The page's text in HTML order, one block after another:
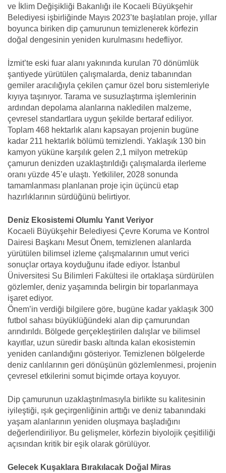
ve İklim Değişikliği Bakanlığı ile Kocaeli Büyükşehir
Belediyesi işbirliğinde Mayıs 2023’te başlatılan proje, yıllar
boyunca biriken dip çamurunun temizlenerek körfezin
doğal dengesinin yeniden kurulmasını hedefliyor.
İzmit’te eski fuar alanı yakınında kurulan 70 dönümlük
şantiyede yürütülen çalışmalarda, deniz tabanından
gemiler aracılığıyla çekilen çamur özel boru sistemleriyle
kıyıya taşınıyor. Tarama ve susuzlaştırma işlemlerinin
ardından depolama alanlarına nakledilen malzeme,
çevresel standartlara uygun şekilde bertaraf ediliyor.
Toplam 468 hektarlık alanı kapsayan projenin bugüne
kadar 211 hektarlık bölümü temizlendi. Yaklaşık 130 bin
kamyon yüküne karşılık gelen 2,1 milyon metreküp
çamurun denizden uzaklaştırıldığı çalışmalarda ilerleme
oranı yüzde 45’e ulaştı. Yetkililer, 2028 sonunda
tamamlanması planlanan proje için üçüncü etap
hazırlıklarının sürdüğünü belirtiyor.
Deniz Ekosistemi Olumlu Yanıt Veriyor
Kocaeli Büyükşehir Belediyesi Çevre Koruma ve Kontrol
Dairesi Başkanı Mesut Önem, temizlenen alanlarda
yürütülen bilimsel izleme çalışmalarının umut verici
sonuçlar ortaya koyduğunu ifade ediyor. İstanbul
Üniversitesi Su Bilimleri Fakültesi ile ortaklaşa sürdürülen
gözlemler, deniz yaşamında belirgin bir toparlanmaya
işaret ediyor.
Önem’in verdiği bilgilere göre, bugüne kadar yaklaşık 300
futbol sahası büyüklüğündeki alan dip çamurundan
arındırıldı. Bölgede gerçekleştirilen dalışlar ve bilimsel
kayıtlar, uzun süredir baskı altında kalan ekosistemin
yeniden canlandığını gösteriyor. Temizlenen bölgelerde
deniz canlılarının geri dönüşünün gözlemlenmesi, projenin
çevresel etkilerini somut biçimde ortaya koyuyor.
Dip çamurunun uzaklaştırılmasıyla birlikte su kalitesinin
iyileştiği, ışık geçirgenliğinin arttığı ve deniz tabanındaki
yaşam alanlarının yeniden oluşmaya başladığını
değerlendiriliyor. Bu gelişmeler, körfezin biyolojik çeşitliliği
açısından kritik bir eşik olarak görülüyor.
Gelecek Kuşaklara Bırakılacak Doğal Miras